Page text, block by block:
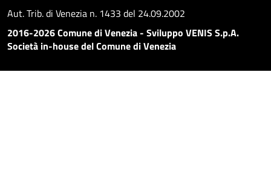
Aut. Trib. di Venezia n. 1433 del 24.09.2002
2016-2026 Comune di Venezia - Sviluppo VENIS S.p.A.
Società in-house del Comune di Venezia